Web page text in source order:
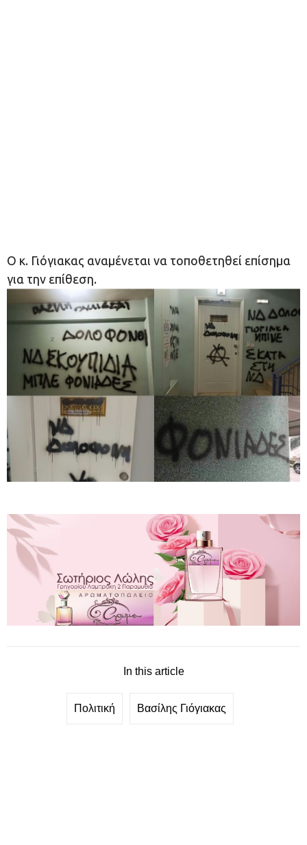
Ο κ. Γιόγιακας αναμένεται να τοποθετηθεί επίσημα
για την επίθεση.
In this article
Πολιτική Βασίλης Γιόγιακας